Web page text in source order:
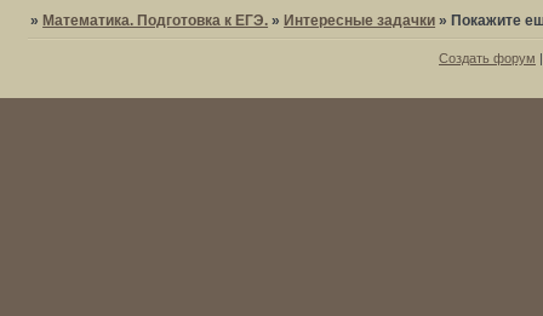
»Математика. Подготовка к ЕГЭ. »Интересные задачки »Покажите
Создать форум